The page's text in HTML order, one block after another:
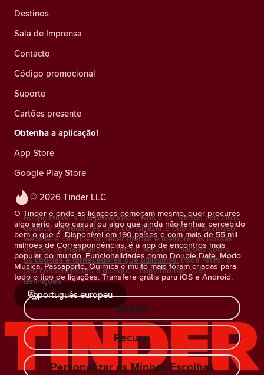
© 2026 Tinder LLC
O Tinder é onde as ligações começam mesmo, quer procures
algo sério, algo casual ou algo que ainda não tenhas percebido
bem o que é. Disponível em 190 países e com mais de 55 mil
milhões de Correspondências, é a app de encontros mais
popular do mundo. Funcionalidades como Double Date, Modo
Música, Passaporte, Química e muito mais foram criadas para
todo o tipo de ligações. Transfere grátis para iOS e Android.
português europeu
Destinos
Sala de Imprensa
Contacto
Código promocional
Suporte
Cartões presente
Obtenha a aplicação!
App Store
Google Play Store
Respeitamos a sua privacidade. Nós e os nossos parceiros
usamos rastreadores para contabilizar o público do nosso
website e para lhe fornecer ofertas e melhorar as nossas
opções de marketing do Tinder. Mais informações sobre
os cookies e fornecedores que utilizamos. Pode retirar o
seu consentimento a qualquer momento nas suas
definições.
Aceito
Recuso
Personalizar as Minhas Escolhas